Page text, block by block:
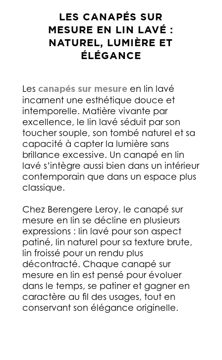
LES CANAPÉS SUR
MESURE EN LIN LAVÉ :
NATUREL, LUMIÈRE ET
ÉLÉGANCE
Les canapés sur mesureen lin lavé
incarnent une esthétique douce et
intemporelle. Matière vivante par
excellence, le lin lavé séduit par son
toucher souple, son tombé naturel et sa
capacité à capter la lumière sans
brillance excessive. Un canapé en lin
lavé s’intègre aussi bien dans un intérieur
contemporain que dans un espace plus
classique.
Chez Berengere Leroy, le canapé sur
mesure en lin se décline en plusieurs
expressions : lin lavé pour son aspect
patiné, lin naturel pour sa texture brute,
lin froissé pour un rendu plus
décontracté. Chaque canapé sur
mesure en lin est pensé pour évoluer
dans le temps, se patiner et gagner en
caractère au fil des usages, tout en
conservant son élégance originelle.